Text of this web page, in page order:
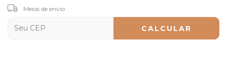
Entregas para o CEP:
Meios de envio
CALCULAR